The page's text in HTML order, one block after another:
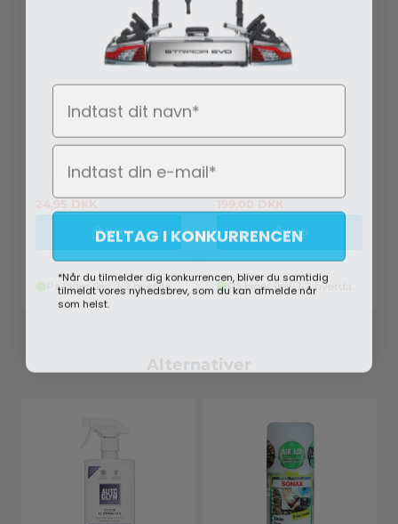
Køb
På lager (lev. 1-2 hverdage)
Køb
Navn
DELTAG I KONKURRENCEN
*Når du tilmelder dig konkurrencen, bliver du samtidig
tilmeldt vores nyhedsbrev, som du kan afmelde når
som helst.